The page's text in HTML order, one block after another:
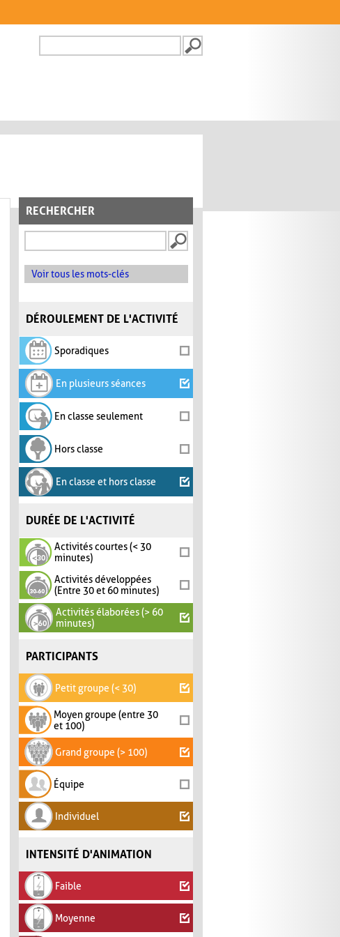
FORMULAIRE DE
RECHERCHER
Voir tous les mots-clés
DÉROULEMENT DE L'ACTIVITÉ
Sporadiques
En plusieurs séances
En classe seulement
Hors classe
En classe et hors classe
DURÉE DE L'ACTIVITÉ
Activités courtes (< 30
minutes)
Activités développées
(Entre 30 et 60 minutes)
Activités élaborées (> 60
minutes)
PARTICIPANTS
Petit groupe (< 30)
Moyen groupe (entre 30
et 100)
Grand groupe (> 100)
Équipe
Individuel
INTENSITÉ D'ANIMATION
Faible
Moyenne